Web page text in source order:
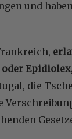
und
die